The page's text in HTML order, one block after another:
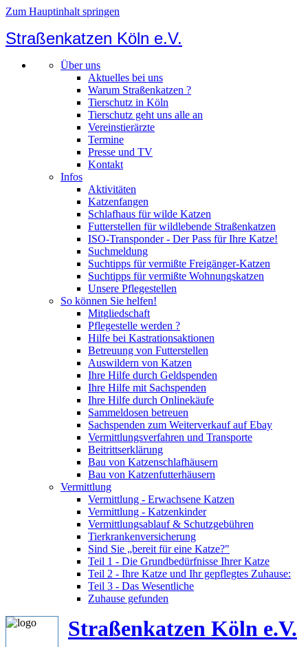
Zum Hauptinhalt springen
Straßenkatzen Köln e.V.
Über uns
Aktuelles bei uns
Warum Straßenkatzen ?
Tierschutz in Köln
Tierschutz geht uns alle an
Vereinstierärzte
Termine
Presse und TV
Kontakt
Infos
Aktivitäten
Katzenfangen
Schlafhaus für wilde Katzen
Futterstellen für wildlebende Straßenkatzen
ISO-Transponder - Der Pass für Ihre Katze!
Suchmeldung
Suchtipps für vermißte Freigänger-Katzen
Suchtipps für vermißte Wohnungskatzen
Unsere Pflegestellen
So können Sie helfen!
Mitgliedschaft
Pflegestelle werden ?
Hilfe bei Kastrationsaktionen
Betreuung von Futterstellen
Auswildern von Katzen
Ihre Hilfe durch Geldspenden
Ihre Hilfe mit Sachspenden
Ihre Hilfe durch Onlinekäufe
Sammeldosen betreuen
Sachspenden zum Weiterverkauf auf Ebay
Vermittlungsverfahren und Transporte
Beitrittserklärung
Bau von Katzenschlafhäusern
Bau von Katzenfutterhäusern
Vermittlung
Vermittlung - Erwachsene Katzen
Vermittlung - Katzenkinder
Vermittlungsablauf & Schutzgebühren
Tierkrankenversicherung
Sind Sie „bereit für eine Katze?"
Teil 1 - Die Grundbedürfnisse Ihrer Katze
Teil 2 - Ihre Katze und Ihr gepflegtes Zuhause:
Teil 3 - Das Wesentliche
Zuhause gefunden
Straßenkatzen Köln e.V.